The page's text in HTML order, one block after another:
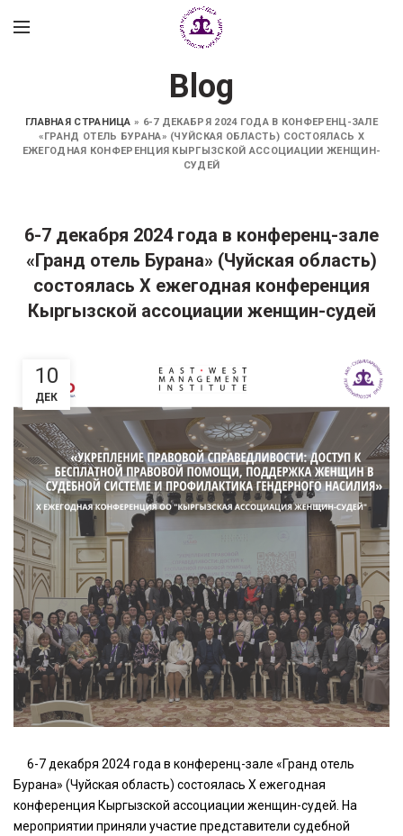
Blog
ГЛАВНАЯ СТРАНИЦА » 6-7 ДЕКАБРЯ 2024 ГОДА В КОНФЕРЕНЦ-ЗАЛЕ
«ГРАНД ОТЕЛЬ БУРАНА» (ЧУЙСКАЯ ОБЛАСТЬ) СОСТОЯЛАСЬ X
ЕЖЕГОДНАЯ КОНФЕРЕНЦИЯ КЫРГЫЗСКОЙ АССОЦИАЦИИ ЖЕНЩИН-
СУДЕЙ
6-7 декабря 2024 года в конференц-зале
«Гранд отель Бурана» (Чуйская область)
состоялась X ежегодная конференция
Кыргызской ассоциации женщин-судей
10
ДЕК
6-7 декабря 2024 года в конференц-зале «Гранд отель
Бурана» (Чуйская область) состоялась X ежегодная
конференция Кыргызской ассоциации женщин-судей. На
мероприятии приняли участие представители судебной